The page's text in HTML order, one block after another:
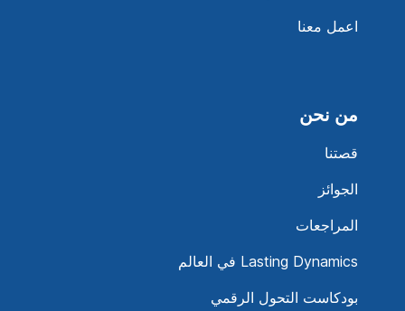
اعمل معنا
من نحن
قصتنا
الجوائز
المراجعات
Lasting Dynamics في العالم
بودكاست التحول الرقمي